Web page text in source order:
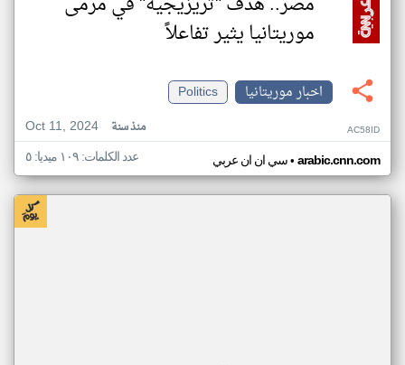
موريتانيا يثير تفاعلاً
اخبار موريتانيا
Politics
Oct 11, 2024
منذ سنة AC58ID
سي ان ان عربي• arabic.cnn.com عدد الكلمات: ١٠٩ ميديا: ٥